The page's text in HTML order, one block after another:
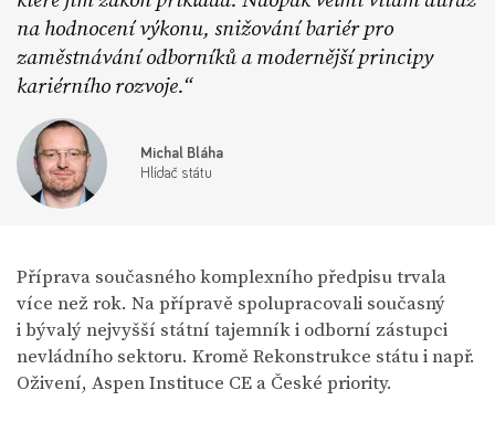
na hodnocení výkonu, snižování bariér pro
zaměstnávání odborníků a modernější principy
kariérního rozvoje.
Michal Bláha
Hlídač státu
Příprava současného komplexního předpisu trvala
více než rok. Na přípravě spolupracovali současný
i bývalý nejvyšší státní tajemník i odborní zástupci
nevládního sektoru. Kromě Rekonstrukce státu i např.
Oživení, Aspen Instituce CE a České priority.